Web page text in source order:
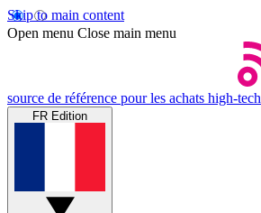
Skip to main content
Open menu Close main menu
source de référence pour les achats high-tech
FR Edition